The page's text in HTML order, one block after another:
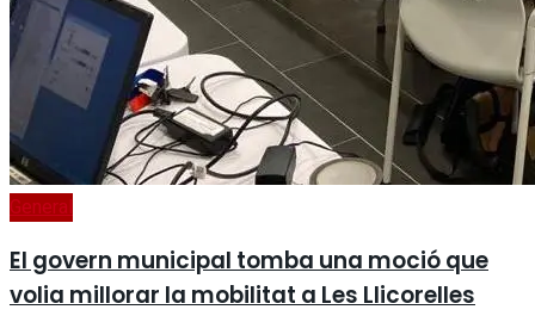
General
El govern municipal tomba una moció que
volia millorar la mobilitat a Les Llicorelles